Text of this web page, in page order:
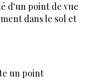
d'un point de vue
dans le sol et
un point